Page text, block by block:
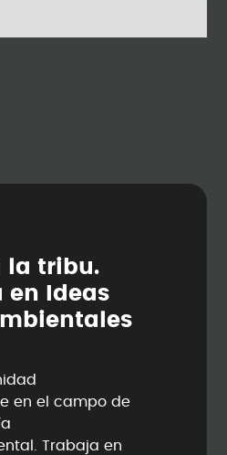
la tribu.
en Ideas
mbienta les
en el campo de
Trabaja en